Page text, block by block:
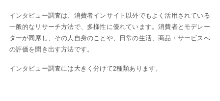
インタビュー調査は、消費者インサイト以外でもよく活用されている
一般的なリサーチ方法で、多様性に優れています。消費者とモデレー
ターが同席し、その人自身のことや、日常の生活、商品・サービスへ
の評価を聞き出す方法です。
インタビュー調査には大きく分けて2種類あります。